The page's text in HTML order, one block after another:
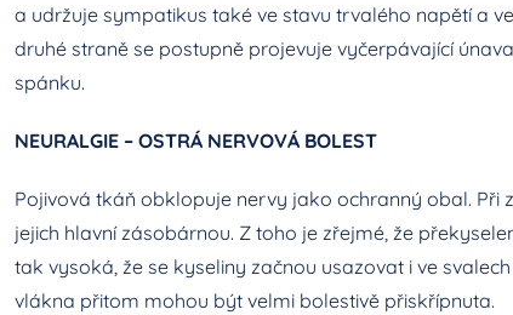
a udržuje sympatikus také ve stavu trvalého napětí a
druhé straně se postupně projevuje vyčerpávající
spánku.
NEURALGIE – OSTRÁ NERVOVÁ BOLEST
Pojivová tkáň obklopuje nervy jako ochranný obal. Při
jejich hlavní zásobárnou. Z toho je zřejmé, že
tak vysoká, že se kyseliny začnou usazovat i ve
vlákna přitom mohou být velmi bolestivě přiskřípnuta.